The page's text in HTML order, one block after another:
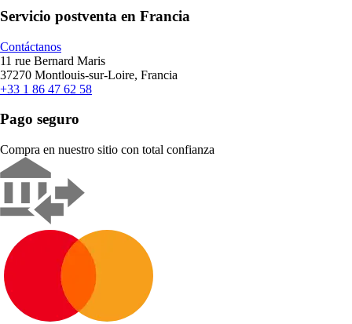
Servicio postventa en Francia
Contáctanos
11 rue Bernard Maris
37270 Montlouis-sur-Loire, Francia
+33 1 86 47 62 58
Pago seguro
Compra en nuestro sitio con total confianza